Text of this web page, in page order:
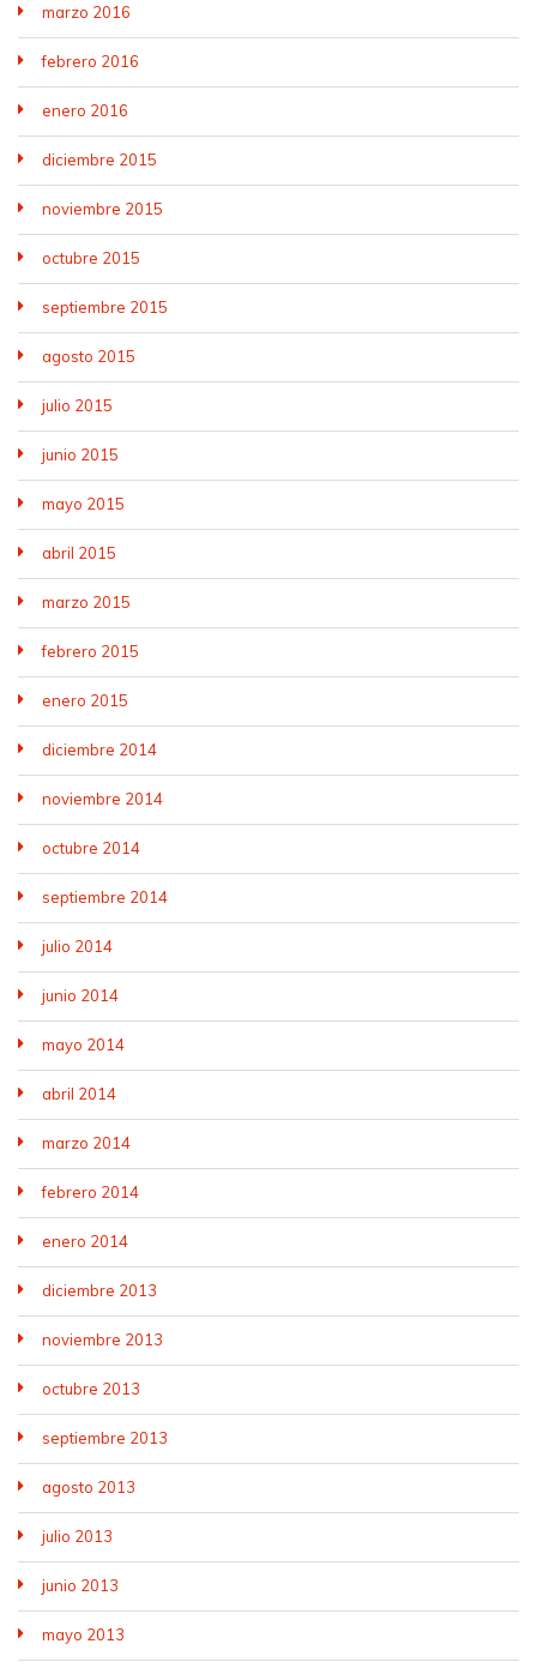
marzo 2016
febrero 2016
enero 2016
diciembre 2015
noviembre 2015
octubre 2015
septiembre 2015
agosto 2015
julio 2015
junio 2015
mayo 2015
abril 2015
marzo 2015
febrero 2015
enero 2015
diciembre 2014
noviembre 2014
octubre 2014
septiembre 2014
julio 2014
junio 2014
mayo 2014
abril 2014
marzo 2014
febrero 2014
enero 2014
diciembre 2013
noviembre 2013
octubre 2013
septiembre 2013
agosto 2013
julio 2013
junio 2013
mayo 2013